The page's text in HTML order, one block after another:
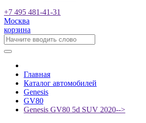
+7 495 481-41-31
Москва
корзина
Главная
Каталог автомобилей
Genesis
GV80
Genesis GV80 5d SUV 2020-->